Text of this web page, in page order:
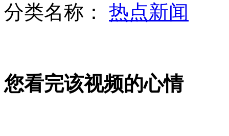
分类名称： 热点新闻
您看完该视频的心情